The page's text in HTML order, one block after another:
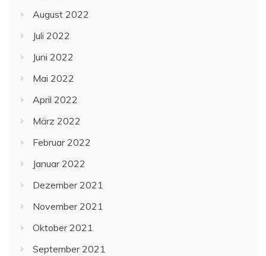
August 2022
Juli 2022
Juni 2022
Mai 2022
April 2022
März 2022
Februar 2022
Januar 2022
Dezember 2021
November 2021
Oktober 2021
September 2021